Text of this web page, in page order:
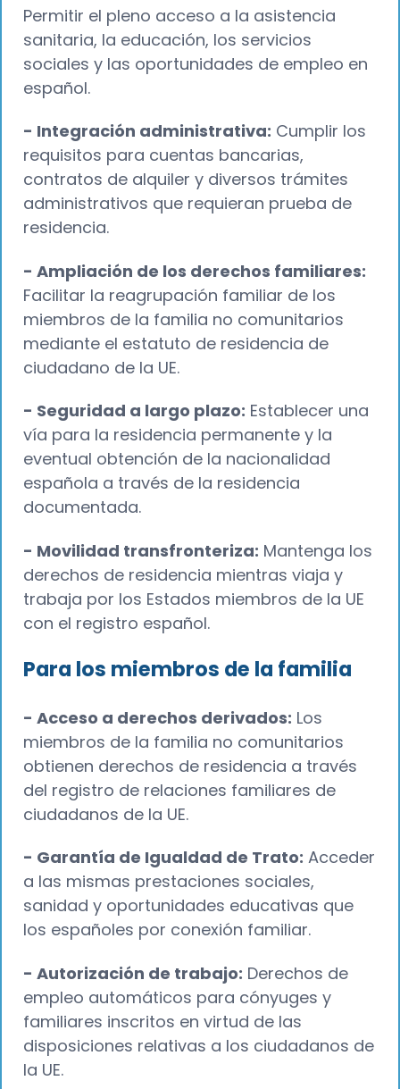
Permitir el pleno acceso a la asistencia
sanitaria, la educación, los servicios
sociales y las oportunidades de empleo en
español.
- Integración administrativa: Cumplir los
requisitos para cuentas bancarias,
contratos de alquiler y diversos trámites
administrativos que requieran prueba de
residencia.
- Ampliación de los derechos familiares:
Facilitar la reagrupación familiar de los
miembros de la familia no comunitarios
mediante el estatuto de residencia de
ciudadano de la UE.
- Seguridad a largo plazo: Establecer una
vía para la residencia permanente y la
eventual obtención de la nacionalidad
española a través de la residencia
documentada.
- Movilidad transfronteriza: Mantenga los
derechos de residencia mientras viaja y
trabaja por los Estados miembros de la UE
con el registro español.
Para los miembros de la familia
- Acceso a derechos derivados: Los
miembros de la familia no comunitarios
obtienen derechos de residencia a través
del registro de relaciones familiares de
ciudadanos de la UE.
- Garantía de Igualdad de Trato: Acceder
a las mismas prestaciones sociales,
sanidad y oportunidades educativas que
los españoles por conexión familiar.
- Autorización de trabajo: Derechos de
empleo automáticos para cónyuges y
familiares inscritos en virtud de las
disposiciones relativas a los ciudadanos de
la UE.